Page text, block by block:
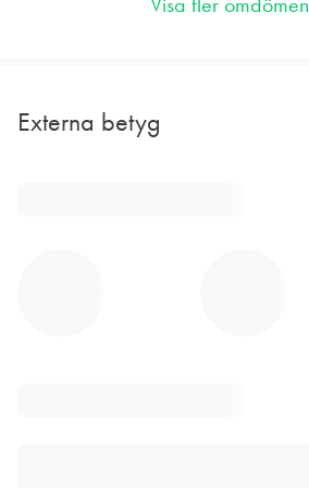
Externa betyg